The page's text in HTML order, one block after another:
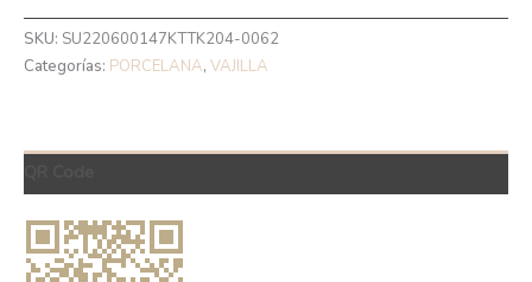
SKU: SU220600147KTTK204-0062
Categorías: PORCELANA, VAJILLA